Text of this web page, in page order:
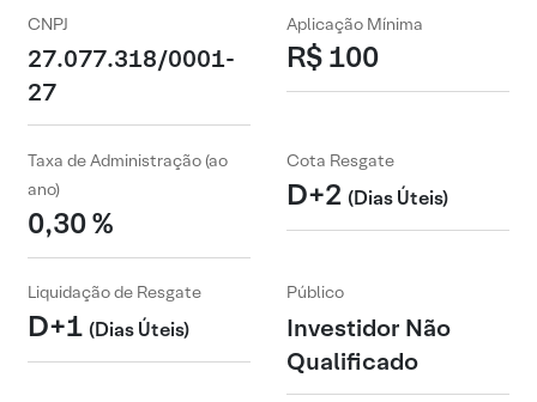
CNPJ
27.077.318/0001-
27
Aplicação Mínima
R$ 100
Taxa de Administração (ao
ano)
0,30 %
Cota Resgate
D+2 (Dias Úteis)
Liquidação de Resgate
D+1 (Dias Úteis)
Público
Investidor Não
Qualificado